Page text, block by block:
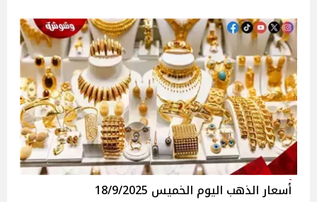
أسعار الذهب اليوم الخميس 18/9/2025